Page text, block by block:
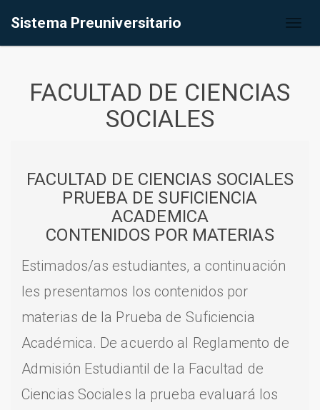
Sistema Preuniversitario
FACULTAD DE CIENCIAS
SOCIALES
FACULTAD DE CIENCIAS SOCIALES
PRUEBA DE SUFICIENCIA
ACADEMICA
CONTENIDOS POR MATERIAS
Estimados/as estudiantes, a continuación
les presentamos los contenidos por
materias de la Prueba de Suficiencia
Académica. De acuerdo al Reglamento de
Admisión Estudiantil de la Facultad de
Ciencias Sociales la prueba evaluará los